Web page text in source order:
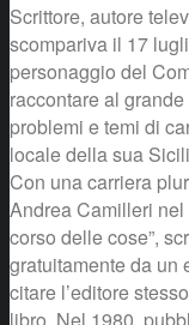
Scrittore, autore
scompariva il 17
personaggio del
raccontare al
problemi e temi di
locale della sua
Con una carriera
Andrea Camilleri nel
corso delle cose”,
gratuitamente da un
citare l’editore
libro. Nel 1980,